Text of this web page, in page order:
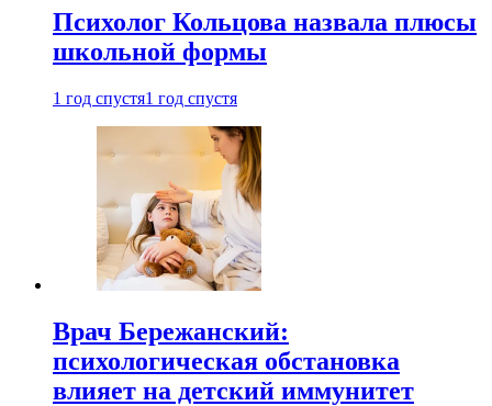
Психолог Кольцова назвала плюсы
школьной формы
1 год спустя1 год спустя
Врач Бережанский:
психологическая обстановка
влияет на детский иммунитет